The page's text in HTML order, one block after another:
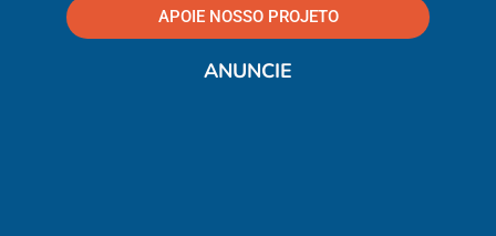
APOIE NOSSO PROJETO
ANUNCIE